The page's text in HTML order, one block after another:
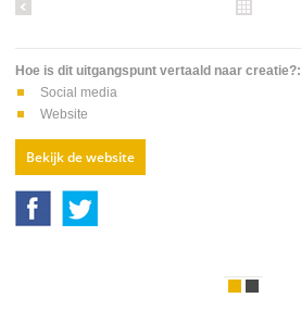
Hoe is dit uitgangspunt vertaald naar creatie?:
Social media
Website
Bekijk de website